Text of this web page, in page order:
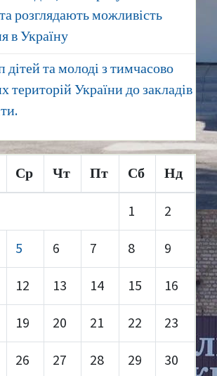
розглядають можливість
в Україну
дітей та молоді з тимчасово
територій України до закладів
Ср Чт Пт Сб Нд
1 2
5 6 7 8 9
12 13 14 15 16
19 20 21 22 23
26 27 28 29 30